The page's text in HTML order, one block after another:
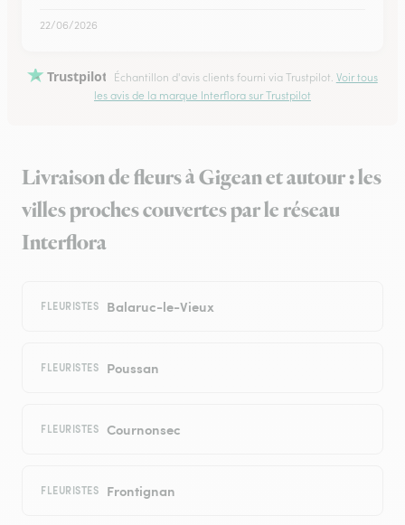
22/06/2026
Trustpilot Échantillon d'avis clients fourni via Trustpilot. Voir tous
les avis de la marque Interflora sur Trustpilot
Livraison de fleurs à Gigean et autour : les
villes proches couvertes par le réseau
Interflora
FLEURISTES Balaruc-le-Vieux
FLEURISTES Poussan
FLEURISTES Cournonsec
FLEURISTES Frontignan